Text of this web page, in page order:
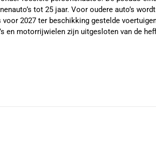
tot 25 jaar. Voor oudere auto’s
voor 2027 ter beschikking gestelde
en motorrijwielen zijn uitgesloten van de